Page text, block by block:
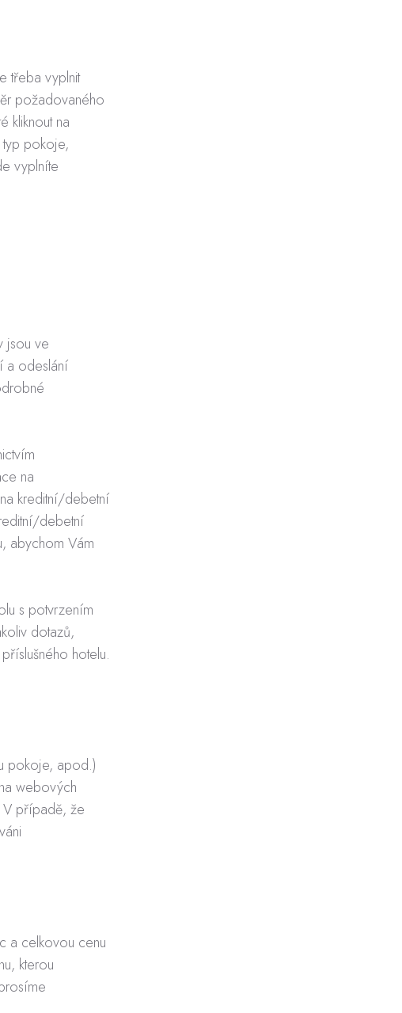
třeba vyplnit
požadovaného
kliknout na
typ pokoje,
vyplníte
jsou ve
a odeslání
na
kreditní/debetní
debetní
abychom Vám
s potvrzením
dotazů,
hotelu.
pokoje, apod.)
webových
V případě, že
a celkovou cenu
kterou